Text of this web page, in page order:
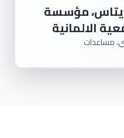
مؤسسة
الالمانية
مساعدات